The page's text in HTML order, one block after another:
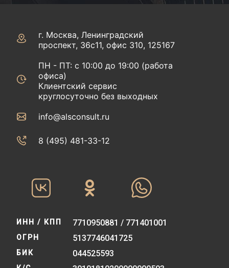
г. Москва, Ленинградский
проспект, 36с11, офис 310, 125167
ПН - ПТ: с 10:00 до 19:00 (работа
офиса)
Клиентский сервис
круглосуточно без выходных
info@alsconsult.ru
8 (495) 481-33-12‬‬
ИНН / КПП 7710950881 / 771401001
ОГРН 5137746041725
БИК 044525593